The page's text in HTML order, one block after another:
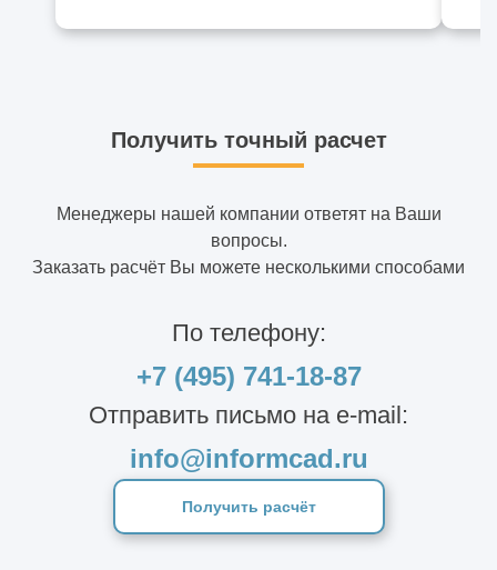
Получить точный расчет
Менеджеры нашей компании ответят на Ваши
вопросы.
Заказать расчёт Вы можете несколькими способами
По телефону:
+7 (495) 741-18-87
Отправить письмо на e-mail:
info@informcad.ru
Получить расчёт